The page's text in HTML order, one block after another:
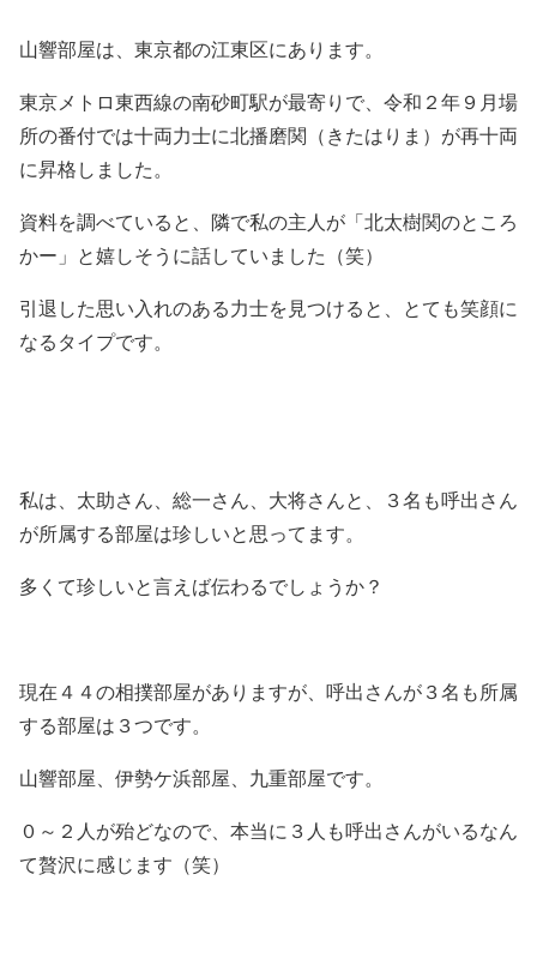
山響部屋は、東京都の江東区にあります。
東京メトロ東西線の南砂町駅が最寄りで、令和２年９月場
所の番付では十両力士に北播磨関（きたはりま）が再十両
に昇格しました。
資料を調べていると、隣で私の主人が「北太樹関のところ
かー」と嬉しそうに話していました（笑）
引退した思い入れのある力士を見つけると、とても笑顔に
なるタイプです。
私は、太助さん、総一さん、大将さんと、３名も呼出さん
が所属する部屋は珍しいと思ってます。
多くて珍しいと言えば伝わるでしょうか？
現在４４の相撲部屋がありますが、呼出さんが３名も所属
する部屋は３つです。
山響部屋、伊勢ケ浜部屋、九重部屋です。
０～２人が殆どなので、本当に３人も呼出さんがいるなん
て贅沢に感じます（笑）